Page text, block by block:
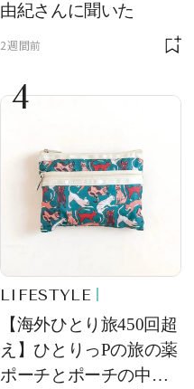
由紀さんに聞いた
2週間前
4
LIFESTYLE
【海外ひとり旅450回超
え】ひとりっPの旅の薬
ポーチとポーチの中身